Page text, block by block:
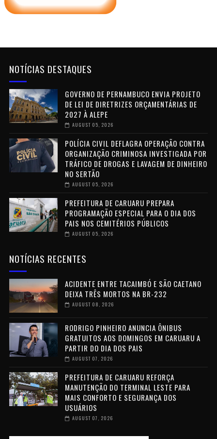
NOTÍCIAS DESTAQUES
GOVERNO DE PERNAMBUCO ENVIA PROJETO
DE LEI DE DIRETRIZES ORÇAMENTÁRIAS DE
2027 À ALEPE
AUGUST 05, 2026
POLÍCIA CIVIL DEFLAGRA OPERAÇÃO CONTRA
ORGANIZAÇÃO CRIMINOSA INVESTIGADA POR
TRÁFICO DE DROGAS E LAVAGEM DE DINHEIRO
NO SERTÃO
AUGUST 05, 2026
PREFEITURA DE CARUARU PREPARA
PROGRAMAÇÃO ESPECIAL PARA O DIA DOS
PAIS NOS CEMITÉRIOS PÚBLICOS
AUGUST 05, 2026
NOTÍCIAS RECENTES
ACIDENTE ENTRE TACAIMBÓ E SÃO CAETANO
DEIXA TRÊS MORTOS NA BR-232
AUGUST 08, 2026
RODRIGO PINHEIRO ANUNCIA ÔNIBUS
GRATUITOS AOS DOMINGOS EM CARUARU A
PARTIR DO DIA DOS PAIS
AUGUST 07, 2026
PREFEITURA DE CARUARU REFORÇA
MANUTENÇÃO DO TERMINAL LESTE PARA
MAIS CONFORTO E SEGURANÇA DOS
USUÁRIOS
AUGUST 07, 2026